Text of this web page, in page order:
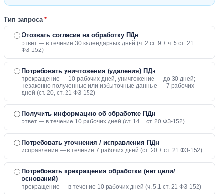
Тип запроса *
Отозвать согласие на обработку ПДн
ответ — в течение 30 календарных дней (ч. 2 ст. 9 + ч. 5 ст. 21
ФЗ-152)
Потребовать уничтожения (удаления) ПДн
прекращение — 10 рабочих дней, уничтожение — до 30 дней;
незаконно полученные или избыточные данные — 7 рабочих
дней (ст. 20, ст. 21 ФЗ-152)
Получить информацию об обработке ПДн
ответ — в течение 10 рабочих дней (ст. 14 + ст. 20 ФЗ-152)
Потребовать уточнения / исправления ПДн
исправление — в течение 7 рабочих дней (ст. 20 + ст. 21 ФЗ-152)
Потребовать прекращения обработки (нет цели/
оснований)
прекращение — в течение 10 рабочих дней (ч. 5.1 ст. 21 ФЗ-152)